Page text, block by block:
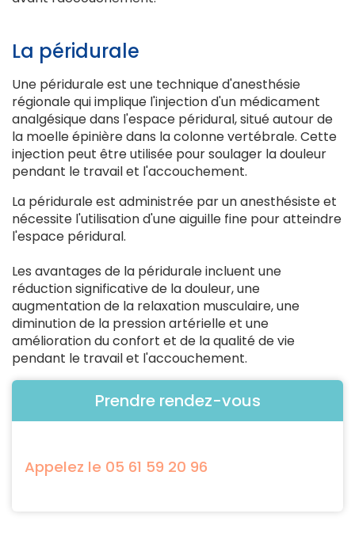
La péridurale
Une péridurale est une technique d'anesthésie
régionale qui implique l'injection d'un médicament
analgésique dans l'espace péridural, situé autour de
la moelle épinière dans la colonne vertébrale. Cette
injection peut être utilisée pour soulager la douleur
pendant le travail et l'accouchement.
La péridurale est administrée par un anesthésiste et
nécessite l'utilisation d'une aiguille fine pour atteindre
l'espace péridural.
Les avantages de la péridurale incluent une
réduction significative de la douleur, une
augmentation de la relaxation musculaire, une
diminution de la pression artérielle et une
amélioration du confort et de la qualité de vie
pendant le travail et l'accouchement.
Prendre rendez-vous
Appelez le 05 61 59 20 96